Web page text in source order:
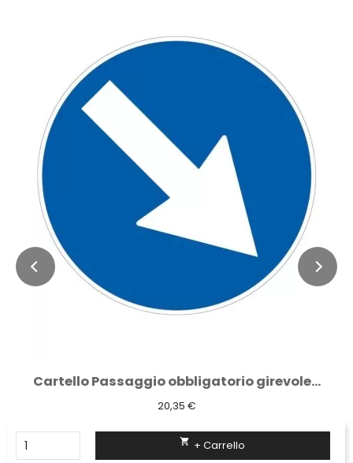
Cartello Passaggio obbligatorio girevole...
20,35 €
 + Carrello